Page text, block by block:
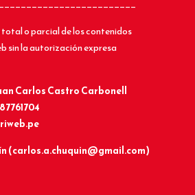
o parcial de los contenidos
sin la autorización expresa
Carlos Castro Carbonell
(carlos.a.chuquin@gmail.com)